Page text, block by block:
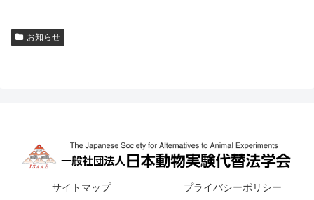
お知らせ
サイトマップ
プライバシーポリシー